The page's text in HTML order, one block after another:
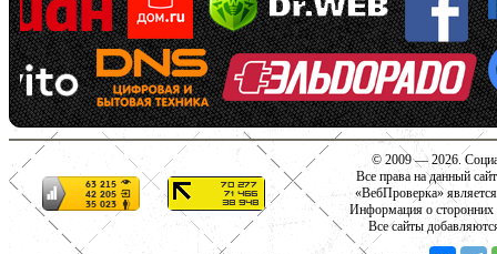
© 2009 — 2026.
Все права на данный
«ВебПроверка»
Информация о сторонних
Все сайты